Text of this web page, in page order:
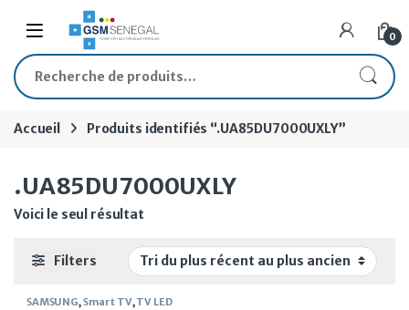
Skip to navigation
Skip to content
Open 0
Recherche pour :
Accueil Produits identifiés “.UA85DU7000UXLY”
.UA85DU7000UXLY
Voici le seul résultat
Filters
SAMSUNG, Smart TV, TV LED